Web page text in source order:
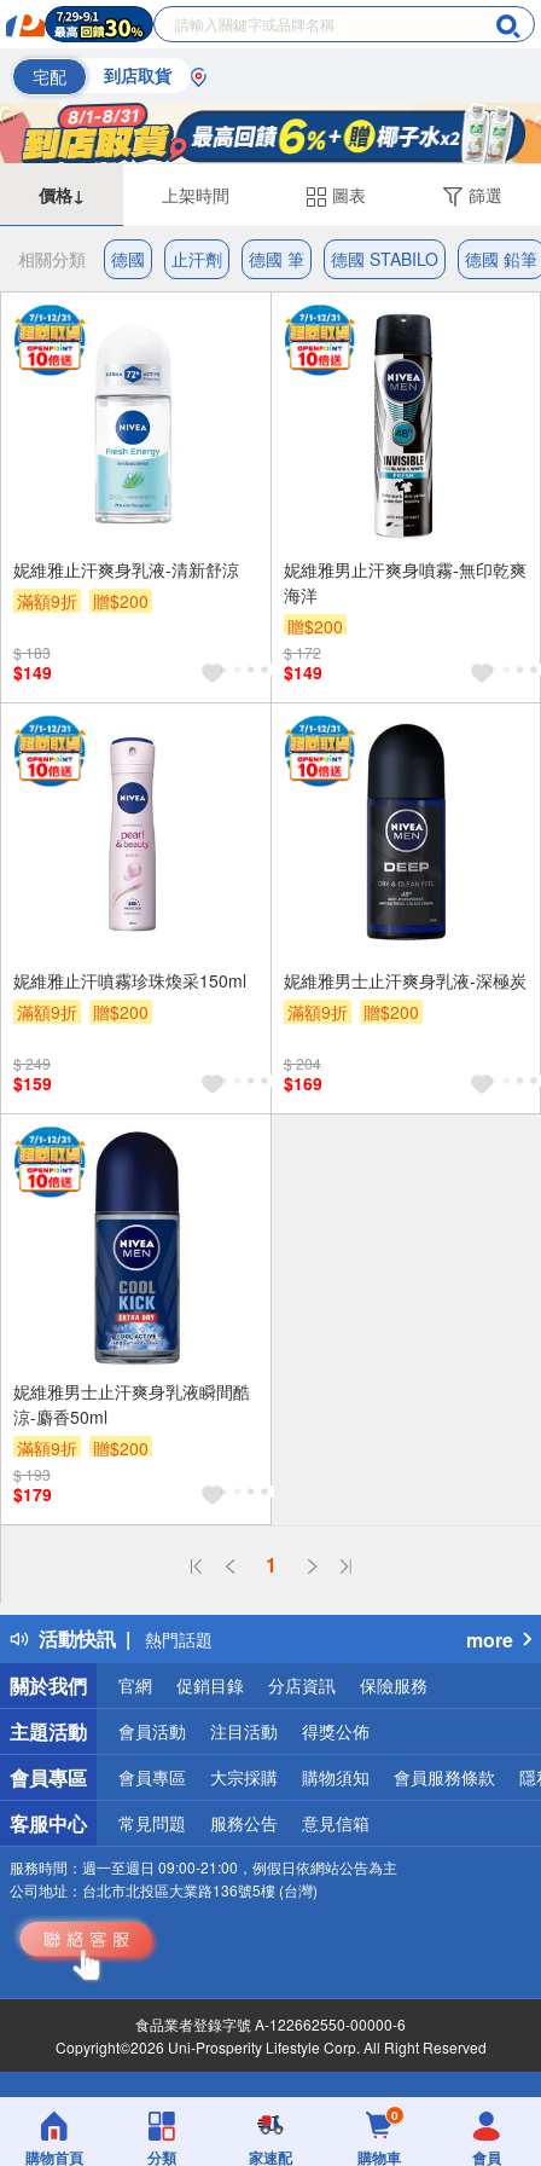
宅配 到店取貨
價格↓ 上架時間 圖表 篩選
相關分類 德國 止汗劑 德國 筆 德國 STABILO 德國 鉛筆
妮維雅止汗爽身乳液-清新舒涼
滿額9折
贈$200
$ 183
$149
妮維雅男止汗爽身噴霧-無印乾爽
海洋
贈$200
$ 172
$149
妮維雅止汗噴霧珍珠煥采150ml
滿額9折
贈$200
$ 249
$159
妮維雅男士止汗爽身乳液-深極炭
滿額9折
贈$200
$ 204
$169
妮維雅男士止汗爽身乳液瞬間酷
涼-麝香50ml
滿額9折
贈$200
$ 193
$179
1
活動快訊
偏遠地區配送
得獎公告
熱門話題
銀行優惠
偏遠地區配送
詐騙網頁！請小心！
more
關於我們
官網 促銷目錄 分店資訊 保險服務
主題活動 會員活動 注目活動 得獎公佈
會員專區 會員專區 大宗採購 購物須知 會員服務條款 隱
客服中心 常見問題 服務公告 意見信箱
服務時間： 週一至週日 09:00-21:00，例假日依網站公告為主
公司地址： 台北市北投區大業路136號5樓 (台灣)
食品業者登錄字號 A-122662550-00000-6
Copyright©2026 Uni-Prosperity Lifestyle Corp. All Right Reserved
購物首頁 分類 家速配
0
購物車 會員